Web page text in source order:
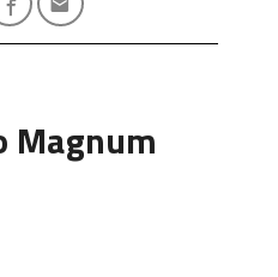
Magnum